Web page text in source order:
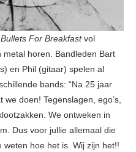
Bullets For Breakfastvol
metal horen. Bandleden Bart
en Phil (gitaar) spelen al
bands: “Na 25 jaar
doen! Tegenslagen, ego’s,
We ontweken in
Dus voor jullie allemaal die
hoe het is. Wij zijn het!!